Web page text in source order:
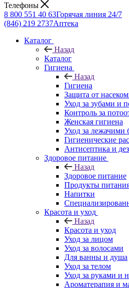
Телефоны
8 800 551 40 63Горячая линия 24/7
(846) 219 2737Аптека
Каталог
Назад
Каталог
Гигиена
Назад
Гигиена
Защита от
Уход за зубами и
Контроль за
Женская гигиена
Уход за лежачими
Гигиенические
Антисептика и
Здоровое питание
Назад
Здоровое питание
Продукты
Напитки
Красота и уход
Назад
Красота и уход
Уход за лицом
Уход за волосами
Для ванны и душа
Уход за телом
Уход за руками и
Ароматерапия и